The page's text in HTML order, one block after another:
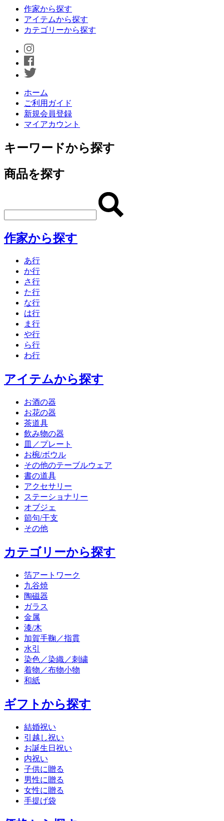
作家から探す
アイテムから探す
カテゴリーから探す
ホーム
ご利用ガイド
新規会員登録
マイアカウント
キーワードから探す
商品を探す
作家から探す
あ行
か行
さ行
た行
な行
は行
ま行
や行
ら行
わ行
アイテムから探す
お酒の器
お花の器
茶道具
飲み物の器
皿／プレート
お椀/ボウル
その他のテーブルウェア
書の道具
アクセサリー
ステーショナリー
オブジェ
節句/干支
その他
カテゴリーから探す
箔アートワーク
九谷焼
陶磁器
ガラス
金属
漆/木
加賀手鞠／指貫
水引
染色／染織／刺繍
着物／布物小物
和紙
ギフトから探す
結婚祝い
引越し祝い
お誕生日祝い
内祝い
子供に贈る
男性に贈る
女性に贈る
手提げ袋